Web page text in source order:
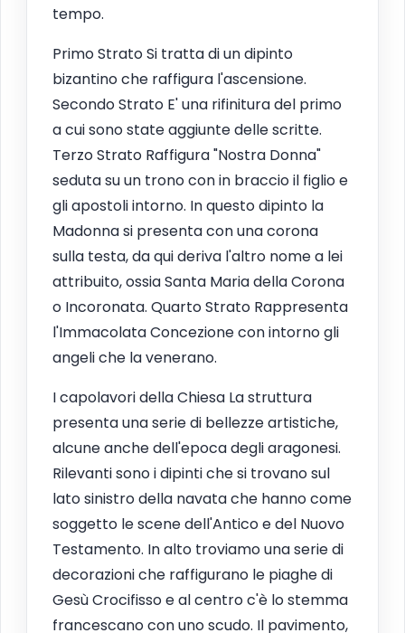
tempo.
Primo Strato Si tratta di un dipinto
bizantino che raffigura l'ascensione.
Secondo Strato E' una rifinitura del primo
a cui sono state aggiunte delle scritte.
Terzo Strato Raffigura "Nostra Donna"
seduta su un trono con in braccio il figlio e
gli apostoli intorno. In questo dipinto la
Madonna si presenta con una corona
sulla testa, da qui deriva l'altro nome a lei
attribuito, ossia Santa Maria della Corona
o Incoronata. Quarto Strato Rappresenta
l'Immacolata Concezione con intorno gli
angeli che la venerano.
I capolavori della Chiesa La struttura
presenta una serie di bellezze artistiche,
alcune anche dell'epoca degli aragonesi.
Rilevanti sono i dipinti che si trovano sul
lato sinistro della navata che hanno come
soggetto le scene dell'Antico e del Nuovo
Testamento. In alto troviamo una serie di
decorazioni che raffigurano le piaghe di
Gesù Crocifisso e al centro c'è lo stemma
francescano con uno scudo. Il pavimento,